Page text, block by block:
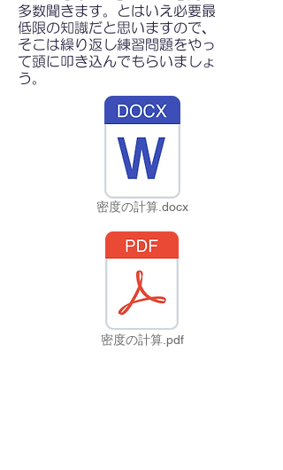
多数聞きます。とはいえ必要最
低限の知識だと思いますので、
そこは繰り返し練習問題をやっ
て頭に叩き込んでもらいましょ
う。
密度の計算.docx
密度の計算.pdf